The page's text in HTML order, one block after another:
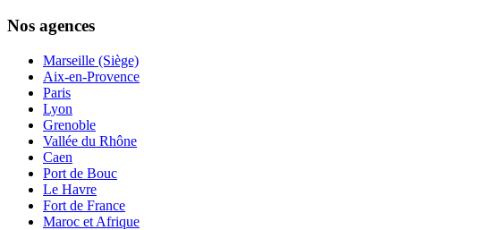
Nos agences
Marseille (Siège)
Aix-en-Provence
Paris
Lyon
Grenoble
Vallée du Rhône
Caen
Port de Bouc
Le Havre
Fort de France
Maroc et Afrique